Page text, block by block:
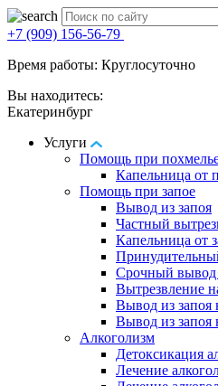
+7 (909) 156-56-79
Время работы: Круглосуточно
Вы находитесь:
Екатеринбург
Услуги
Помощь при
Капельница от
Помощь при запое
Вывод из запоя
Частный
Капельница от
Срочный вывод
Вытрезвление
Вывод из запоя
Вывод из запоя
Алкоголизм
Детоксикация
Лечение